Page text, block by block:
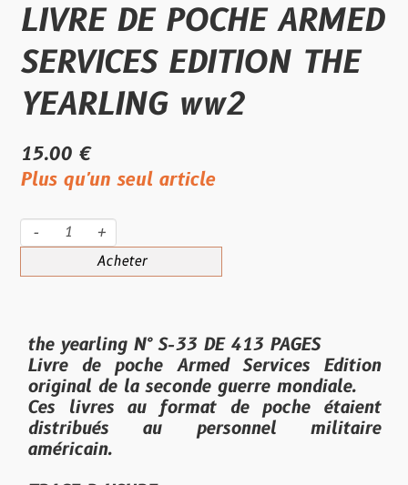
LIVRE DE POCHE ARMED
SERVICES EDITION THE
YEARLING ww2
15.00 €
Plus qu'un seul article
- +
Acheter
the yearling N° S-33 DE 413 PAGES
Livre de poche Armed Services Edition
original de la seconde guerre mondiale.
Ces livres au format de poche étaient
distribués au personnel militaire
américain.